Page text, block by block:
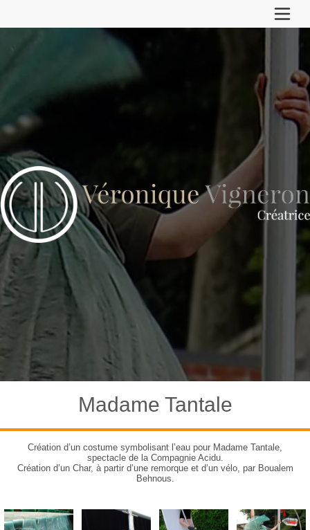
Madame Tantale
Création d’un costume symbolisant l’eau pour Madame Tantale,
spectacle de la Compagnie Acidu.
Création d’un Char, à partir d’une remorque et d’un vélo, par Boualem
Behnous.